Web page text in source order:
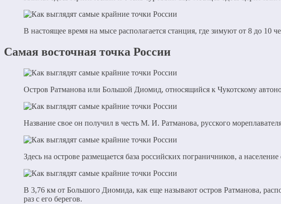
В настоящее время на мысе располагается станция, где зимуют от 8 до 10
Самая восточная точка России
Остров Ратманова или Большой Диомид, относящийся к Чукотскому
Название свое он получил в честь М. И. Ратманова, русского
Здесь на острове размещается база российских пограничников, а
В 3,76 км от Большого Диомида, как еще называют остров Ратманова,
раз с его берегов.